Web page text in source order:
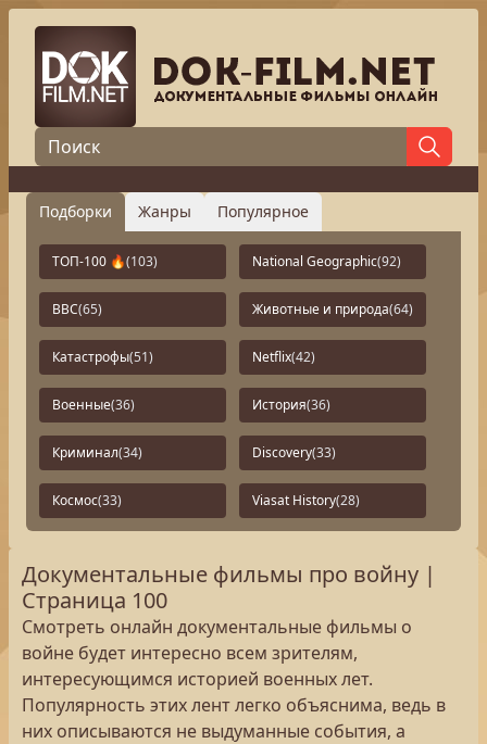
Подборки Жанры Популярное
ТОП-100 🔥(103) National Geographic(92)
BBC(65) Животные и природа(64)
Катастрофы(51) Netflix(42)
Военные(36) История(36)
Криминал(34) Discovery(33)
Космос(33) Viasat History(28)
Документальные фильмы про войну |
Страница 100
Смотреть онлайн документальные фильмы о
войне будет интересно всем зрителям,
интересующимся историей военных лет.
Популярность этих лент легко объяснима, ведь в
них описываются не выдуманные события, а